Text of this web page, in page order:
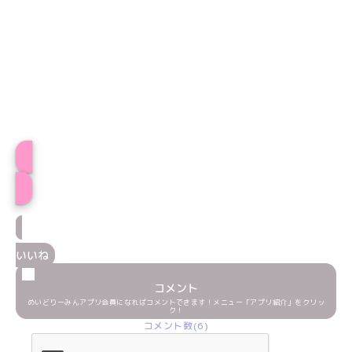
いいね
コメント
めいどりーみんアプリ会員になればコメントできます！メニュー「アプリ紹介」をクリッ
ク！
コメント数(6)